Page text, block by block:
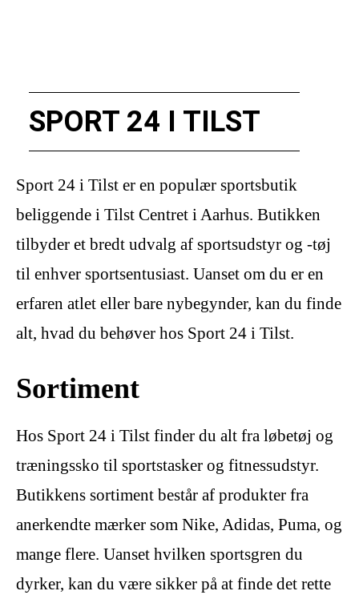
SPORT 24 I TILST
Sport 24 i Tilst er en populær sportsbutik
beliggende i Tilst Centret i Aarhus. Butikken
tilbyder et bredt udvalg af sportsudstyr og -tøj
til enhver sportsentusiast. Uanset om du er en
erfaren atlet eller bare nybegynder, kan du finde
alt, hvad du behøver hos Sport 24 i Tilst.
Sortiment
Hos Sport 24 i Tilst finder du alt fra løbetøj og
træningssko til sportstasker og fitnessudstyr.
Butikkens sortiment består af produkter fra
anerkendte mærker som Nike, Adidas, Puma, og
mange flere. Uanset hvilken sportsgren du
dyrker, kan du være sikker på at finde det rette